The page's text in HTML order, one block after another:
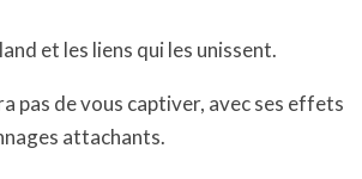
et les liens qui les unissent.
pas de vous captiver, avec ses effets
attachants.